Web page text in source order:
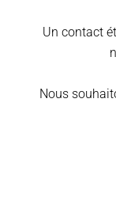
Un contact
Nous